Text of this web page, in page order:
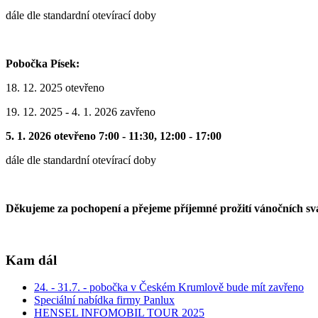
dále dle standardní otevírací doby
Pobočka Písek:
18. 12. 2025 otevřeno
19. 12. 2025 - 4. 1. 2026 zavřeno
5. 1. 2026 otevřeno 7:00 - 11:30, 12:00 - 17:00
dále dle standardní otevírací doby
Děkujeme za pochopení a přejeme příjemné prožití vánočních
Kam dál
24. - 31.7. - pobočka v Českém Krumlově bude mít zavřeno
Speciální nabídka firmy Panlux
HENSEL INFOMOBIL TOUR 2025